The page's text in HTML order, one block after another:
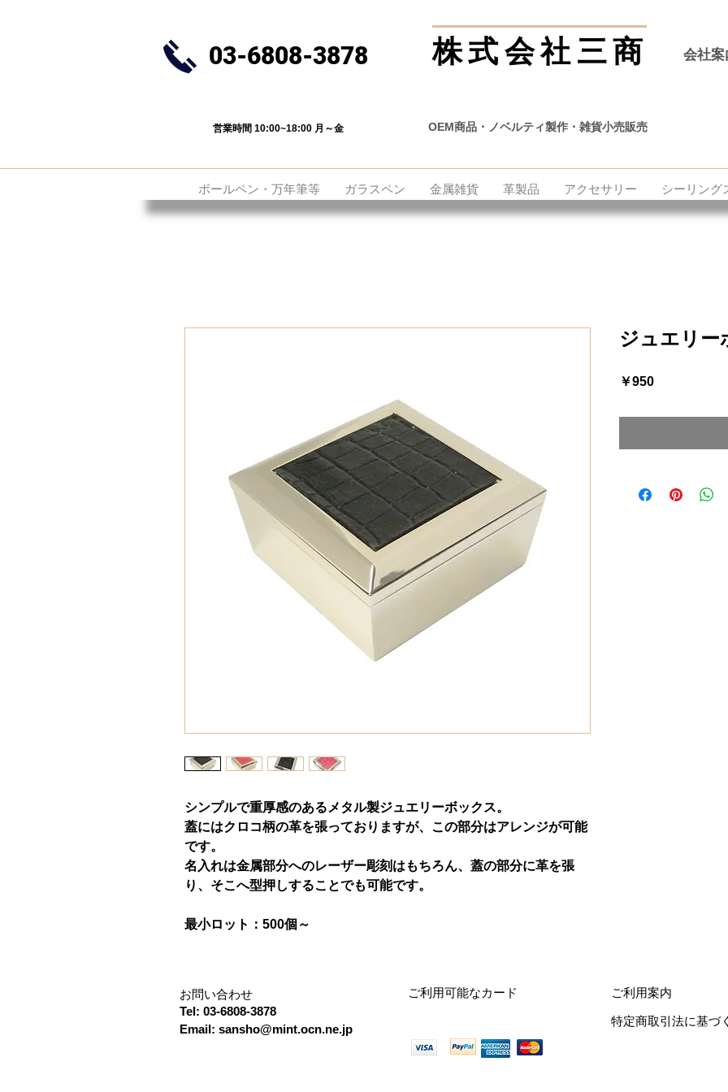
株式会社三商
03-6808-3878 会社案
営業時間 10:00~18:00 月～金 OEM商品・ノベルティ製作・雑貨小売販売
ボールペン・万年筆等 ガラスペン 金属雑貨 革製品 アクセサリー シーリング
シンプルで重厚感のあるメタル製ジュエリーボックス。
蓋にはクロコ柄の革を張っておりますが、この部分はアレンジが可能
です。
名入れは金属部分へのレーザー彫刻はもちろん、蓋の部分に革を張
り、そこへ型押しすることでも可能です。
最小ロット：500個～
ジュエリー
￥950価
お問い合わせ
Tel: 03-6808-3878
Email: sansho@mint.ocn.ne.jp
ご利用可能なカード ご利用案内
特定商取引法に基づ